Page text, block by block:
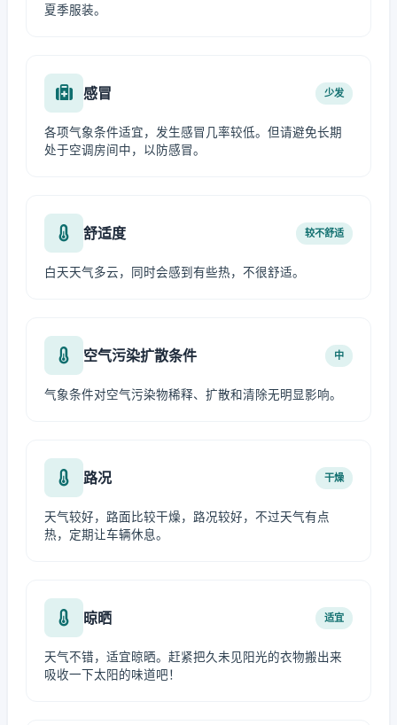
夏季服装。
感冒 少发
各项气象条件适宜，发生感冒几率较低。但请避免长期
处于空调房间中，以防感冒。
舒适度 较不舒适
白天天气多云，同时会感到有些热，不很舒适。
空气污染扩散条件 中
气象条件对空气污染物稀释、扩散和清除无明显影响。
路况 干燥
天气较好，路面比较干燥，路况较好，不过天气有点
热，定期让车辆休息。
晾晒 适宜
天气不错，适宜晾晒。赶紧把久未见阳光的衣物搬出来
吸收一下太阳的味道吧！